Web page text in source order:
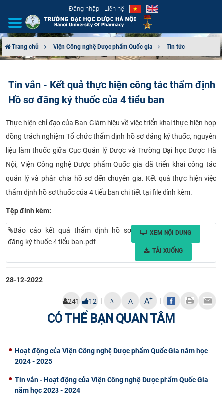
Đăng nhập Liên hệ
CƠ CẤU TỔ CHỨC
ĐÀO TẠO
ĐẢM BẢO CHẤT LƯỢNG
KHOA HỌC CÔNG NGHỆ
HTQT
CỰU NGƯỜI HỌC
Trang chủ Viện Công nghệ Dược phẩm Quốc gia Tin tức
Tin vắn - Kết quả thực hiện công tác thẩm định
Hồ sơ đăng ký thuốc của 4 tiểu ban
Thực hiện chỉ đạo của Ban Giám hiệu về việc triển khai thực hiện hợp
đồng trách nghiệm Tổ chức thẩm định hồ sơ đăng ký thuốc, nguyên
liệu làm thuốc giữa Cục Quản lý Dược và Trường Đại học Dược Hà
Nội, Viện Công nghệ Dược phẩm Quốc gia đã triển khai công tác
quản lý và phân chia hồ sơ đến chuyên gia. Kết quả thực hiện việc
thẩm định hồ sơ thuốc của 4 tiểu ban chi tiết tại file đính kèm.
Tệp đính kèm:
Báo cáo kết quả thẩm định hồ sơ
đăng ký thuốc 4 tiểu ban.pdf
XEM NỘI DUNG
TẢI XUỐNG
28-12-2022
241 12 | A- A A+ |
CÓ THỂ BẠN QUAN TÂM
Hoạt động của Viện Công nghệ Dược phẩm Quốc Gia năm học
2024 - 2025
Tin vắn - Hoạt động của Viện Công nghệ Dược phẩm Quốc Gia
năm học 2023 - 2024